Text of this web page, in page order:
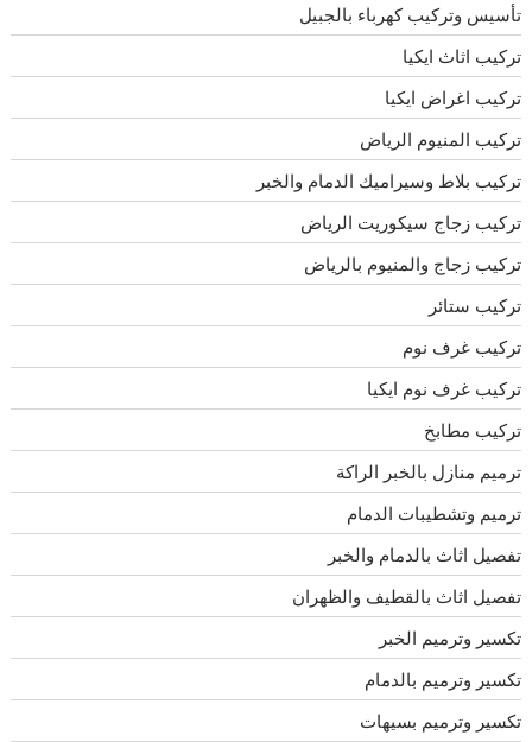
تأسيس وتركيب كهرباء بالجبيل
تركيب اثاث ايكيا
تركيب اغراض ايكيا
تركيب المنيوم الرياض
تركيب بلاط وسيراميك الدمام والخبر
تركيب زجاج سيكوريت الرياض
تركيب زجاج والمنيوم بالرياض
تركيب ستائر
تركيب غرف نوم
تركيب غرف نوم ايكيا
تركيب مطابخ
ترميم منازل بالخبر الراكة
ترميم وتشطيبات الدمام
تفصيل اثاث بالدمام والخبر
تفصيل اثاث بالقطيف والظهران
تكسير وترميم الخبر
تكسير وترميم بالدمام
تكسير وترميم بسيهات